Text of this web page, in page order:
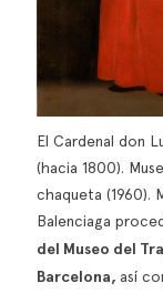
El Cardenal don
(hacia 1800).
chaqueta (1960).
Balenciaga
del Museo del
Barcelona, así